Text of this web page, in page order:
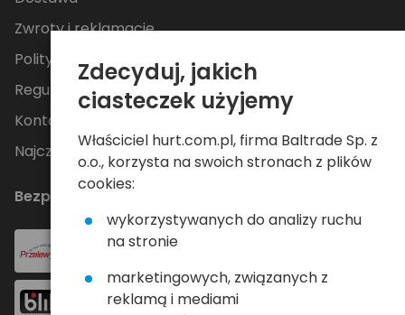
Zwroty i reklamacje
Polityka Prywatności
Regulamin
Kontakt
Najczęściej zadawane pytania
Bezpieczne płatności
Zdecyduj, jakich
ciasteczek użyjemy
Właściciel hurt.com.pl, firma Baltrade Sp. z
o.o., korzysta na swoich stronach z plików
cookies:
wykorzystywanych do analizy ruchu
na stronie
marketingowych, związanych z
reklamą i mediami